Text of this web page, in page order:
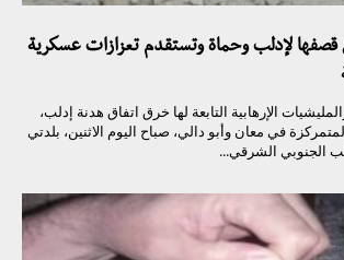
قصفها لإدلب وحماة وتستقدم تعزازات عسكرية
الإرهابية التابعة لها خرق اتفاق هدنة إدلب،
في معان وأبو دالي، صباح اليوم الاثنين، بلدتي
الجنوبي الشرقي...